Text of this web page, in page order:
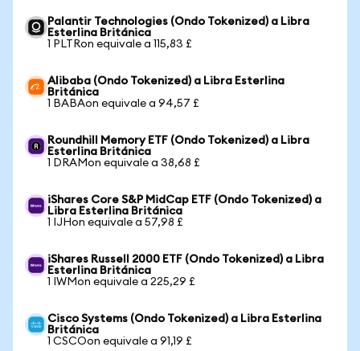
Palantir Technologies (Ondo Tokenized) a Libra
Esterlina Británica
1 PLTRon equivale a 115,83 £
Alibaba (Ondo Tokenized) a Libra Esterlina
Británica
1 BABAon equivale a 94,57 £
Roundhill Memory ETF (Ondo Tokenized) a Libra
Esterlina Británica
1 DRAMon equivale a 38,68 £
iShares Core S&P MidCap ETF (Ondo Tokenized) a
Libra Esterlina Británica
1 IJHon equivale a 57,98 £
iShares Russell 2000 ETF (Ondo Tokenized) a Libra
Esterlina Británica
1 IWMon equivale a 225,29 £
Cisco Systems (Ondo Tokenized) a Libra Esterlina
Británica
1 CSCOon equivale a 91,19 £